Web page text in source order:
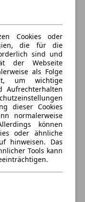
Cookies oder
die für die
sind und
der Webseite
als Folge
um wichtige
Aufrechterhalten
dieser Cookies
normalerweise
können
oder ähnliche
hinweisen. Das
Tools kann